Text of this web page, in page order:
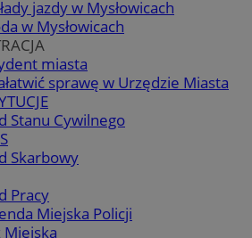
jazdy w Mysłowicach
w Mysłowicach
miasta
sprawę w Urzędzie Miasta
Stanu Cywilnego
Skarbowy
Pracy
Miejska Policji
Miejska
Simplifi Holdings
bh.contextweb.com